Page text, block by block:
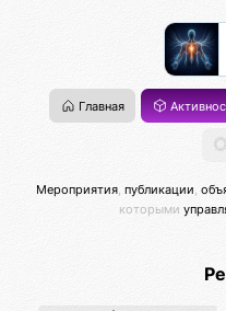
Главная
Мероприятия публикации
которыми